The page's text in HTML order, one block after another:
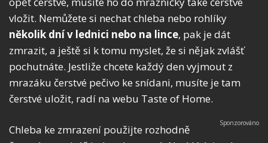
vložit. Nemůžete si nechat chleba nebo rohlíky
několik dní v lednici nebo na lince, pak je dát
zmrazit, a ještě si k tomu myslet, že si nějak zvlášť
pochutnáte. Jestliže chcete každý den vyjmout z
mrazáku čerstvé pečivo ke snídani, musíte je tam
čerstvé uložit, radí na webu Taste of Home.
Chleba ke zmrazení použijte rozhodně